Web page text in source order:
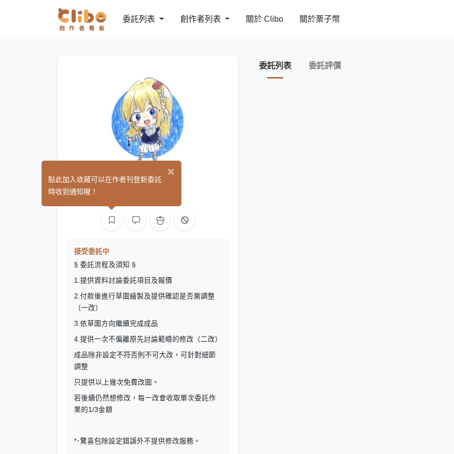
委託列表 創作者列表 關於 Clibo 關於栗子幣
茶比樂
接受委託中
§ 委託流程及須知 §
1.提供資料討論委託項目及報價
2.付款後進行草圖繪製及提供確認是否需調整
（一改）
3.依草圖方向繼續完成成品
4.提供一次不偏離原先討論範疇的修改（二改）
成品除非設定不符否則不可大改，可針對細節
調整
只提供以上幾次免費改圖。
若後續仍然想修改，每一改會收取單次委託作
業的1/3金額
*･驚喜包除設定錯誤外不提供修改服務。
委託列表 委託評價
×
點此加入收藏可以在作者刊登新委託
時收到通知喔！